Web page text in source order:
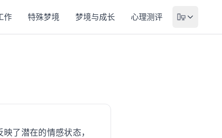
作 特殊梦境 梦境与成长 心理测评
了潜在的情感状态，